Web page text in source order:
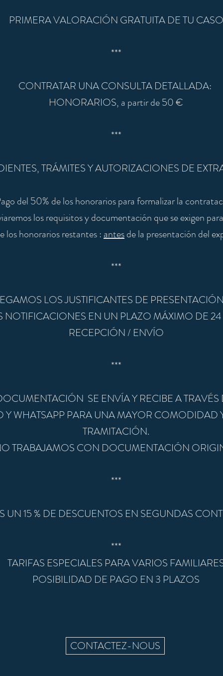
PRIMERA VALORACIÓN GRATUITA DE TU CASO
***
CONTRATAR UNA CONSULTA DETALLADA:
HONORARIOS, a partir de 50 €
***
TRÁMITES Y AUTORIZACIONES DE
del 50% de los honorarios para formalizar la
los requisitos y documentación que se exigen
los honorarios restantes :antesde la presentación del
​***
LOS JUSTIFICANTES DE
NOTIFICACIONES EN UN PLAZO MÁXIMO DE 24
RECEPCIÓN / ENVÍO
***
SE ENVÍA Y RECIBE A
Y WHATSAPP PARA UNA MAYOR COMODIDAD
TRAMITACIÓN.
TRABAJAMOS CON DOCUMENTACIÓN
​***
UN 15 % DE DESCUENTOS EN SEGUNDAS
​***
TARIFAS ESPECIALES PARA VARIOS
POSIBILIDAD DE PAGO EN 3 PLAZOS
CONTACTEZ-NOUS